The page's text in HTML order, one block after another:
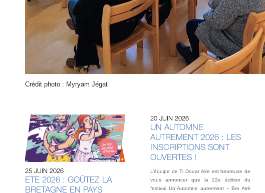
Crédit photo : Myryam Jégat
25 JUIN 2026
ETE 2026 : GOÛTEZ LA
BRETAGNE EN PAYS
20 JUIN 2026
UN AUTOMNE
AUTREMENT 2026 : LES
INSCRIPTIONS SONT
OUVERTES !
L’équipe de Ti Douar Alre est heureuse de
vous annoncer que la 22e édition du
festival Un Automne autrement – Bro Alré